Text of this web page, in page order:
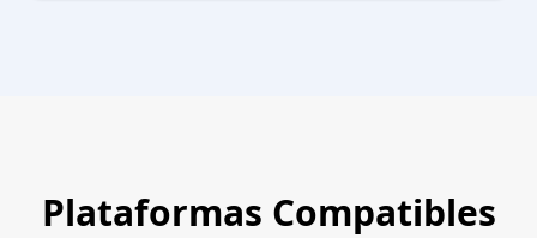
Plataformas Compatibles